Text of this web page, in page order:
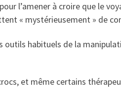
l’amener à croire que le
« mystérieusement » de
habituels de la
et même certains